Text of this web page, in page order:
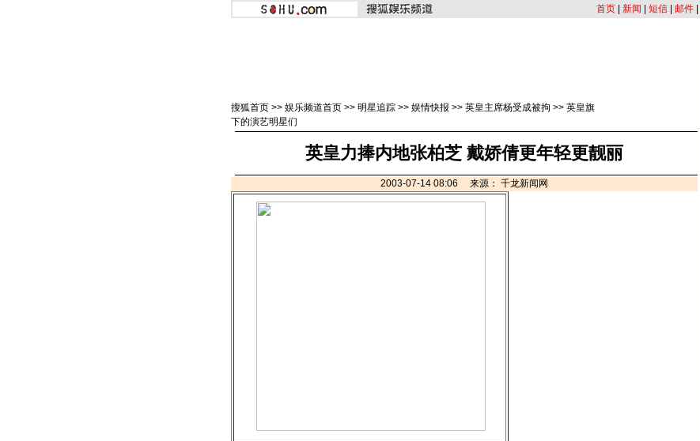
首页 新闻 短信 邮件
搜狐首页 >> 娱乐频道首页 >> 明星追踪 >> 娱情快报 >> 英皇主席杨受成被拘 >> 英皇旗
下的演艺明星们
英皇力捧内地张柏芝 戴娇倩更年轻更靓丽
2003-07-14 08:06 来源： 千龙新闻网